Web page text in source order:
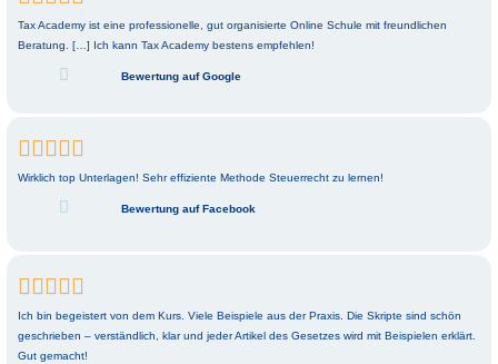
Tax Academy ist eine professionelle, gut organisierte Online Schule mit freundlichen
Beratung. […] Ich kann Tax Academy bestens empfehlen!
Bewertung auf Google

Wirklich top Unterlagen! Sehr effiziente Methode Steuerrecht zu lernen!
Bewertung auf Facebook

Ich bin begeistert von dem Kurs. Viele Beispiele aus der Praxis. Die Skripte sind schön
geschrieben – verständlich, klar und jeder Artikel des Gesetzes wird mit Beispielen erklärt.
Gut gemacht!